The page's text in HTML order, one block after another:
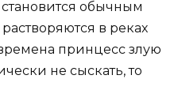
обычным
в реках
принцесс злую
не сыскать, то